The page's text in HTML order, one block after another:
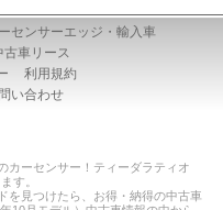
センサーエッジ・輸入車
古車リース
利用規約
い合わせ
カーセンサー！ティーダラティオ
す。
を見つけたら、お得・納得の中古車